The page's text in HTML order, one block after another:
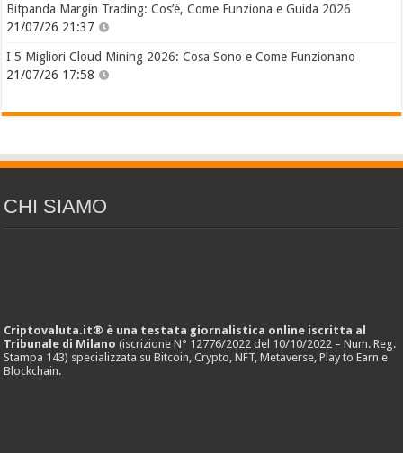
Bitpanda Margin Trading: Cos’è, Come Funziona e Guida 2026
21/07/26 21:37
I 5 Migliori Cloud Mining 2026: Cosa Sono e Come Funzionano
21/07/26 17:58
CHI SIAMO
Criptovaluta.it® è una testata giornalistica online iscritta al
Tribunale di Milano (iscrizione N° 12776/2022 del 10/10/2022 – Num. Reg.
Stampa 143) specializzata su Bitcoin, Crypto, NFT, Metaverse, Play to Earn e
Blockchain.